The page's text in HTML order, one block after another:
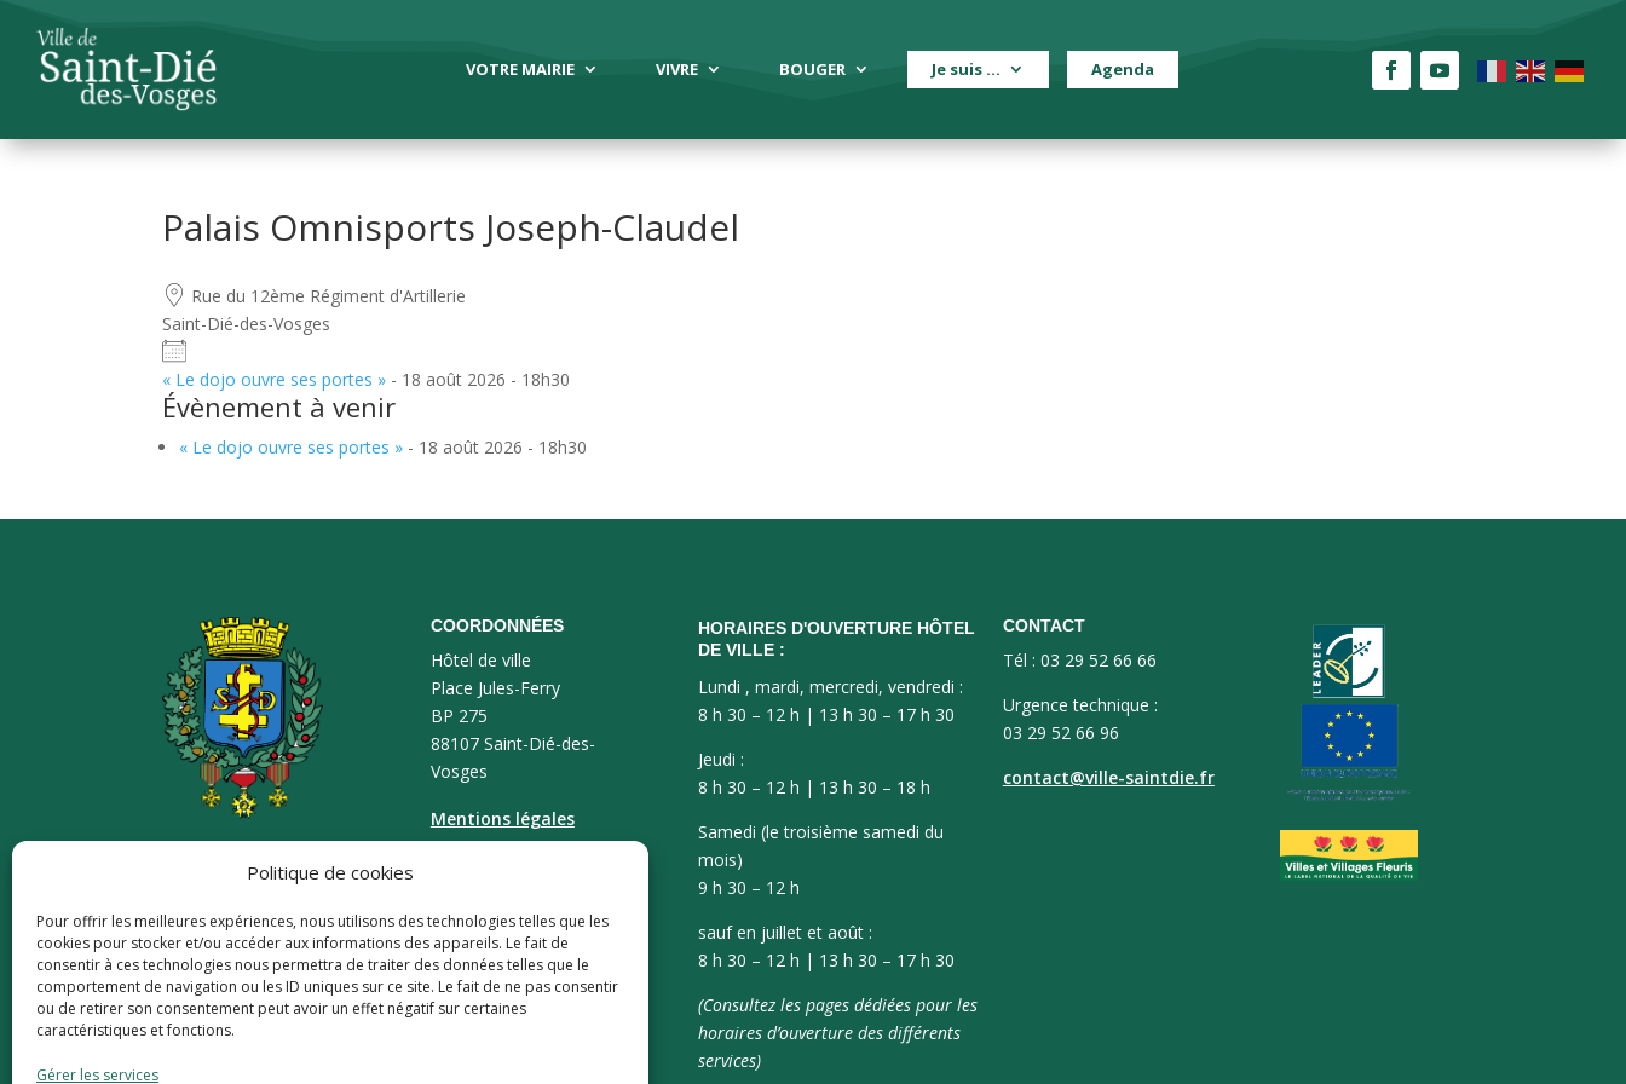
Politique de cookies
Pour offrir les meilleures expériences, nous utilisons des technologies telles que les
cookies pour stocker et/ou accéder aux informations des appareils. Le fait de
consentir à ces technologies nous permettra de traiter des données telles que le
comportement de navigation ou les ID uniques sur ce site. Le fait de ne pas consentir
ou de retirer son consentement peut avoir un effet négatif sur certaines
caractéristiques et fonctions.
Gérer les services
VOTRE MAIRIE VIVRE BOUGER Je suis … Agenda
Palais Omnisports Joseph-Claudel
Rue du 12ème Régiment d'Artillerie
Saint-Dié-des-Vosges
« Le dojo ouvre ses portes » - 18 août 2026 - 18h30
Évènement à venir
« Le dojo ouvre ses portes » - 18 août 2026 - 18h30
COORDONNÉES
Hôtel de ville
Place Jules-Ferry
BP 275
88107 Saint-Dié-des-
Vosges
Mentions légales
HORAIRES D'OUVERTURE HÔTEL
DE VILLE :
Lundi , mardi, mercredi, vendredi :
8 h 30 – 12 h | 13 h 30 – 17 h 30
Jeudi :
8 h 30 – 12 h | 13 h 30 – 18 h
Samedi (le troisième samedi du
mois)
9 h 30 – 12 h
sauf en juillet et août :
8 h 30 – 12 h | 13 h 30 – 17 h 30
(Consultez les pages dédiées pour les
horaires d’ouverture des différents
services)
CONTACT
Tél : 03 29 52 66 66
Urgence technique :
03 29 52 66 96
contact@ville-saintdie.fr